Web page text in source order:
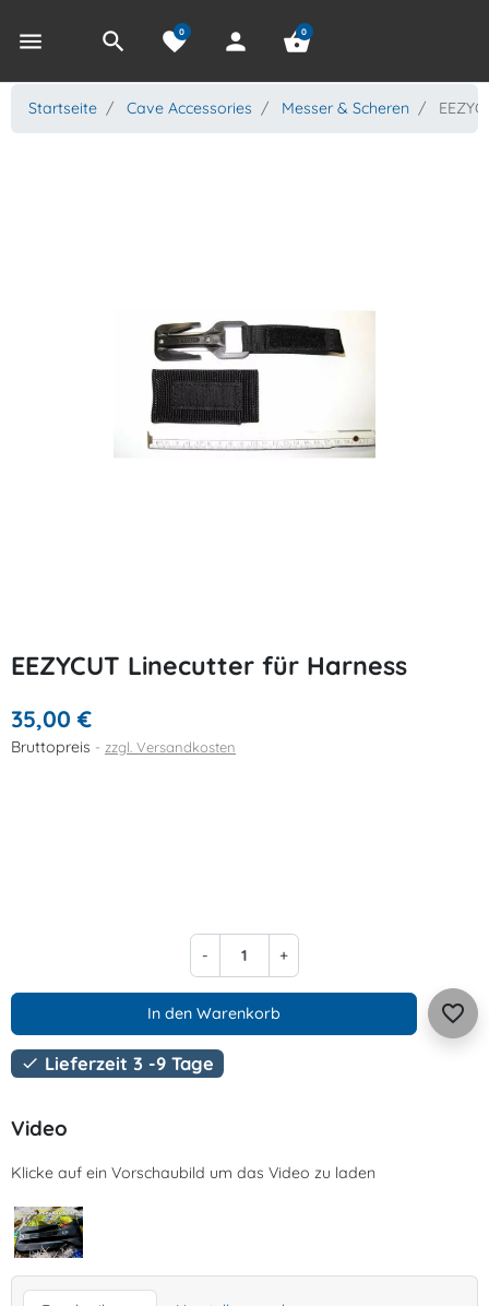
menu search favorite
0 person shopping_basket
0
Startseite Cave Accessories Messer & Scheren
EEZYCUT Linecutter für Harness
35,00 €
Bruttopreis zzgl. Versandkosten
- +
In den Warenkorb favorite_border
 Lieferzeit 3 -9 Tage
Video
Klicke auf ein Vorschaubild um das Video zu laden